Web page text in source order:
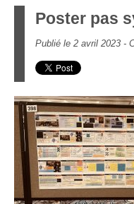
Poster pas
Publié le 2 avril 2023 -